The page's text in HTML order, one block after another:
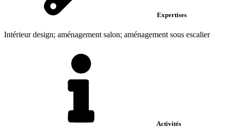
Expertises
Intérieur design; aménagement salon; aménagement sous escalier
Activités